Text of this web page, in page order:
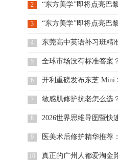
2 “东方美学”即将点亮巴
3 “东方美学”即将点亮巴
4
东莞高中英语补习班精
版
5
全球市场没有标准答案
6 开利重磅发布东芝 Mini
7 敏感肌修护抗老怎么选
8 2026世界思维导图暨快
9
医美术后修护精华推荐
原
10 真正的广州人都爱淘金